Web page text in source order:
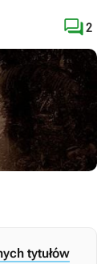
2
tytułów